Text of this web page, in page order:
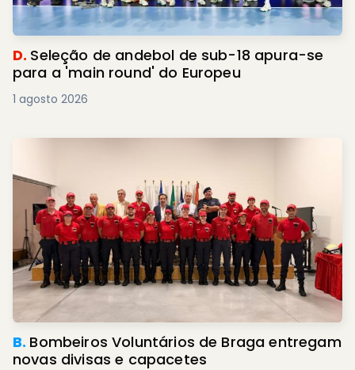
D. Seleção de andebol de sub-18 apura-se
para a 'main round' do Europeu
1 agosto 2026
B. Bombeiros Voluntários de Braga entregam
novas divisas e capacetes